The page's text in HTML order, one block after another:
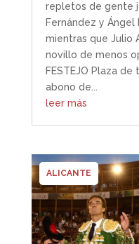
repletos de gente
Fernández y Ángel
mientras que Julio
novillo de menos
FESTEJO Plaza
abono de...
leer más
ALICANTE